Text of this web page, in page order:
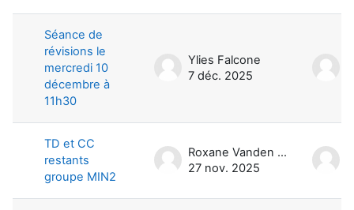
Séance de
révisions le
mercredi 10
décembre à
11h30
Ylies Falcone
7 déc. 2025
TD et CC
restants
groupe MIN2
Roxane Vanden Bossche
27 nov. 2025